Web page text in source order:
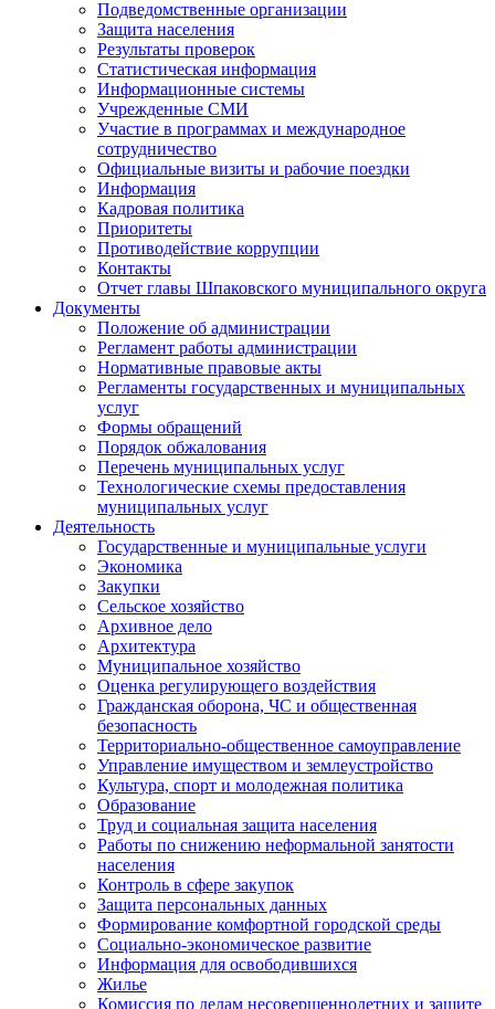
Подведомственные организации
Защита населения
Результаты проверок
Статистическая информация
Информационные системы
Учрежденные СМИ
Участие в программах и международное
сотрудничество
Официальные визиты и рабочие поездки
Информация
Кадровая политика
Приоритеты
Противодействие коррупции
Контакты
Отчет главы Шпаковского муниципального округа
Документы
Положение об администрации
Регламент работы администрации
Нормативные правовые акты
Регламенты государственных и муниципальных
услуг
Формы обращений
Порядок обжалования
Перечень муниципальных услуг
Технологические схемы предоставления
муниципальных услуг
Деятельность
Государственные и муниципальные услуги
Экономика
Закупки
Сельское хозяйство
Архивное дело
Архитектура
Муниципальное хозяйство
Оценка регулирующего воздействия
Гражданская оборона, ЧС и общественная
безопасность
Территориально-общественное самоуправление
Управление имуществом и землеустройство
Культура, спорт и молодежная политика
Образование
Труд и социальная защита населения
Работы по снижению неформальной занятости
населения
Контроль в сфере закупок
Защита персональных данных
Формирование комфортной городской среды
Социально-экономическое развитие
Информация для освободившихся
Жилье
Комиссия по делам несовершеннолетних и защите